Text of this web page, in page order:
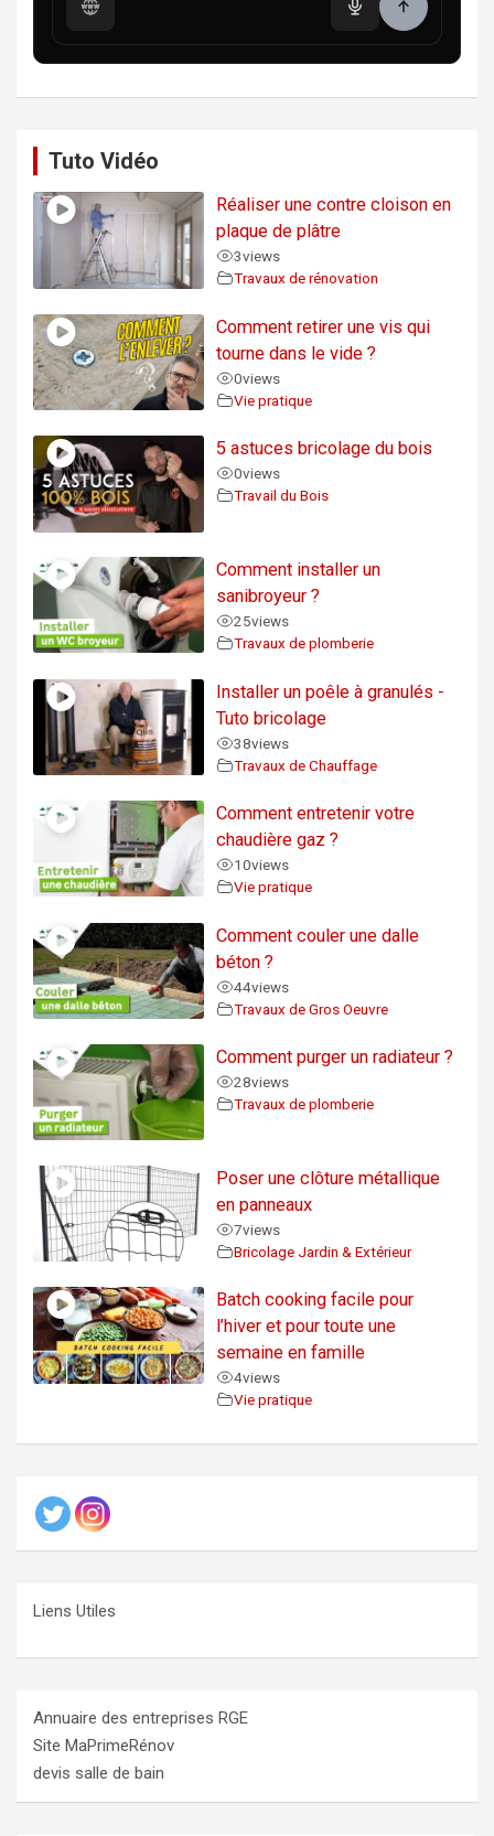
Tuto Vidéo
Réaliser une contre cloison en
plaque de plâtre
3views
Travaux de rénovation
Comment retirer une vis qui
tourne dans le vide ?
0views
Vie pratique
5 astuces bricolage du bois
0views
Travail du Bois
Comment installer un
sanibroyeur ?
25views
Travaux de plomberie
Installer un poêle à granulés -
Tuto bricolage
38views
Travaux de Chauffage
Comment entretenir votre
chaudière gaz ?
10views
Vie pratique
Comment couler une dalle
béton ?
44views
Travaux de Gros Oeuvre
Comment purger un radiateur ?
28views
Travaux de plomberie
Poser une clôture métallique
en panneaux
7views
Bricolage Jardin & Extérieur
Batch cooking facile pour
l’hiver et pour toute une
semaine en famille
4views
Vie pratique
Liens Utiles
Annuaire des entreprises RGE
Site MaPrimeRénov
devis salle de bain